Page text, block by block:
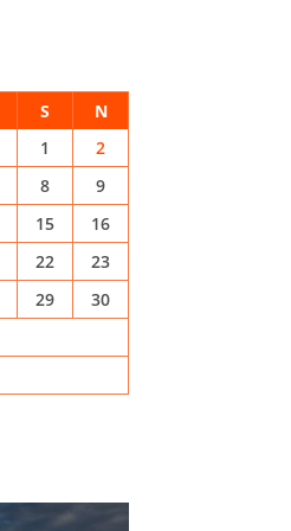
S N
1
2
8
9
15
16
22
23
29
30